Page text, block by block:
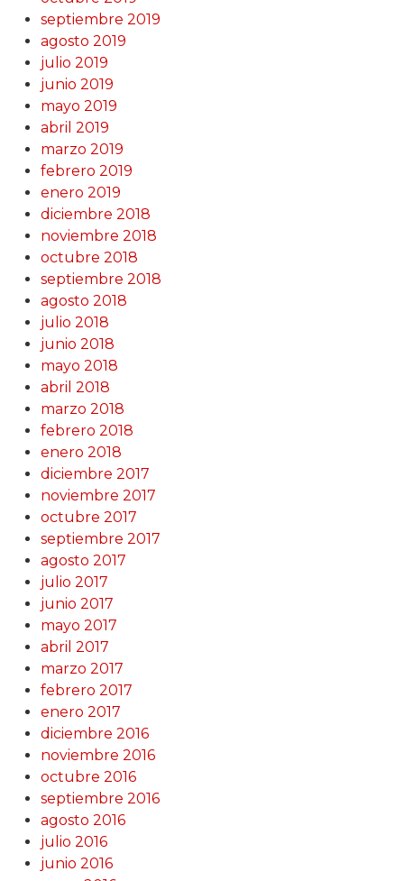
septiembre 2019
agosto 2019
julio 2019
junio 2019
mayo 2019
abril 2019
marzo 2019
febrero 2019
enero 2019
diciembre 2018
noviembre 2018
octubre 2018
septiembre 2018
agosto 2018
julio 2018
junio 2018
mayo 2018
abril 2018
marzo 2018
febrero 2018
enero 2018
diciembre 2017
noviembre 2017
octubre 2017
septiembre 2017
agosto 2017
julio 2017
junio 2017
mayo 2017
abril 2017
marzo 2017
febrero 2017
enero 2017
diciembre 2016
noviembre 2016
octubre 2016
septiembre 2016
agosto 2016
julio 2016
junio 2016